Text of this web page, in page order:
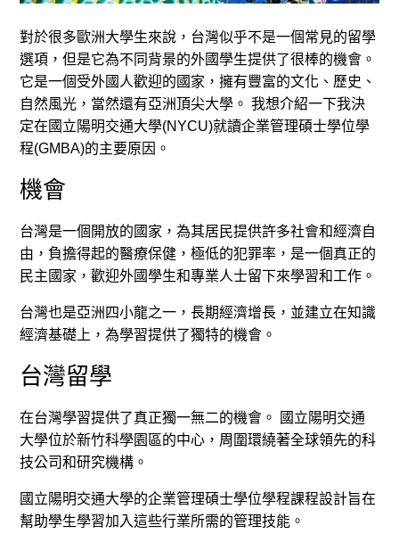
對於很多歐洲大學生來說，台灣似乎不是一個常見的留學
選項，但是它為不同背景的外國學生提供了很棒的機會。
它是一個受外國人歡迎的國家，擁有豐富的文化、歷史、
自然風光，當然還有亞洲頂尖大學。 我想介紹一下我決
定在國立陽明交通大學(NYCU)就讀企業管理碩士學位學
程(GMBA)的主要原因。
機會
台灣是一個開放的國家，為其居民提供許多社會和經濟自
由，負擔得起的醫療保健，極低的犯罪率，是一個真正的
民主國家，歡迎外國學生和專業人士留下來學習和工作。
台灣也是亞洲四小龍之一，長期經濟增長，並建立在知識
經濟基礎上，為學習提供了獨特的機會。
台灣留學
在台灣學習提供了真正獨一無二的機會。 國立陽明交通
大學位於新竹科學園區的中心，周圍環繞著全球領先的科
技公司和研究機構。
國立陽明交通大學的企業管理碩士學位學程課程設計旨在
幫助學生學習加入這些行業所需的管理技能。